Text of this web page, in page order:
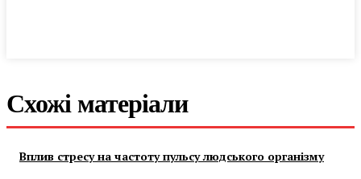
Схожі матеріали
Вплив стресу на частоту пульсу людського організму